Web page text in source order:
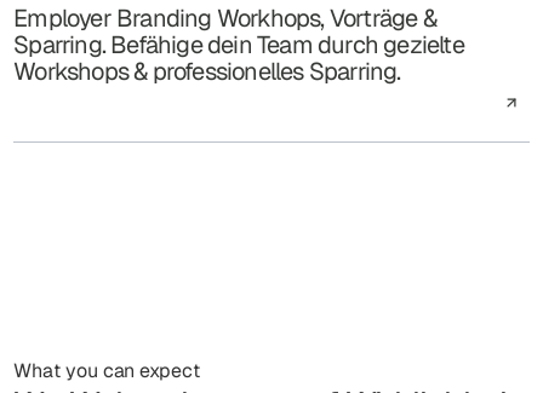
Employer Branding Workhops, Vorträge &
Sparring. Befähige dein Team durch gezielte
Workshops & professionelles Sparring.
What you can expect